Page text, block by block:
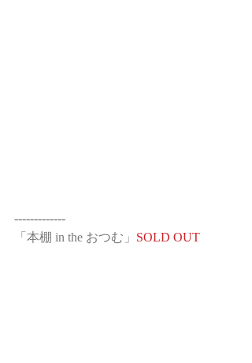
-------------
「本棚 in the おつむ」 SOLD OUT